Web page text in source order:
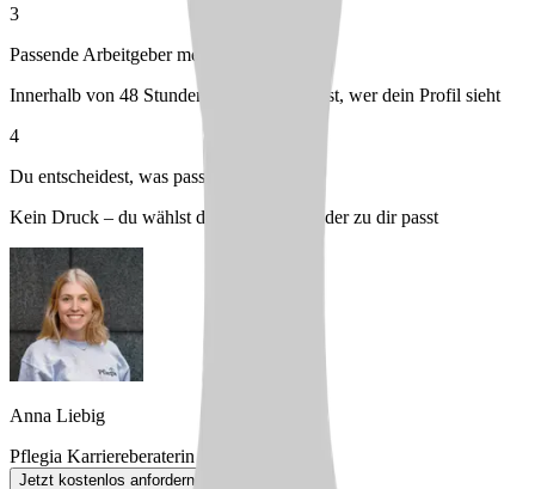
3
Passende Arbeitgeber melden sich bei dir
Innerhalb von 48 Stunden – du entscheidest, wer dein Profil sieht
4
Du entscheidest, was passt
Kein Druck – du wählst den Arbeitgeber, der zu dir passt
Anna Liebig
Pflegia Karriereberaterin
Jetzt kostenlos anfordern